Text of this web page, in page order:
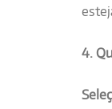
4.